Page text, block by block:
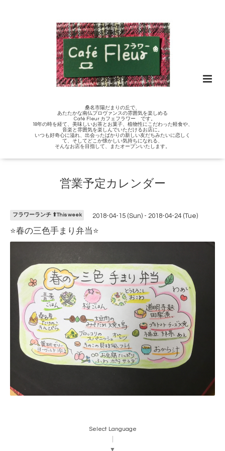
桑名市陽だまりの丘で、
あたたかな南仏プロヴァンスの雰囲気を楽しめる
Café Fleur カフェフラワー です。
18年の時を経て、美味しいお茶とお菓子、植物性にこだわった軽食や、
音楽と雰囲気を楽しんでいただけるお店に。
いつも好奇心に溢れ、出会ったばかりの新しい友だちみたいに恋しく
て、そしてどこか懐かしい気持ちになれる、
そんなお店を目指して、またオープンいたします。
営業予定カレンダー
フラワーランチ ⬆︎This week 2018-04-15 (Sun) - 2018-04-24 (Tue)
⭐️春の三色手まり弁当⭐️
Select Language
▼